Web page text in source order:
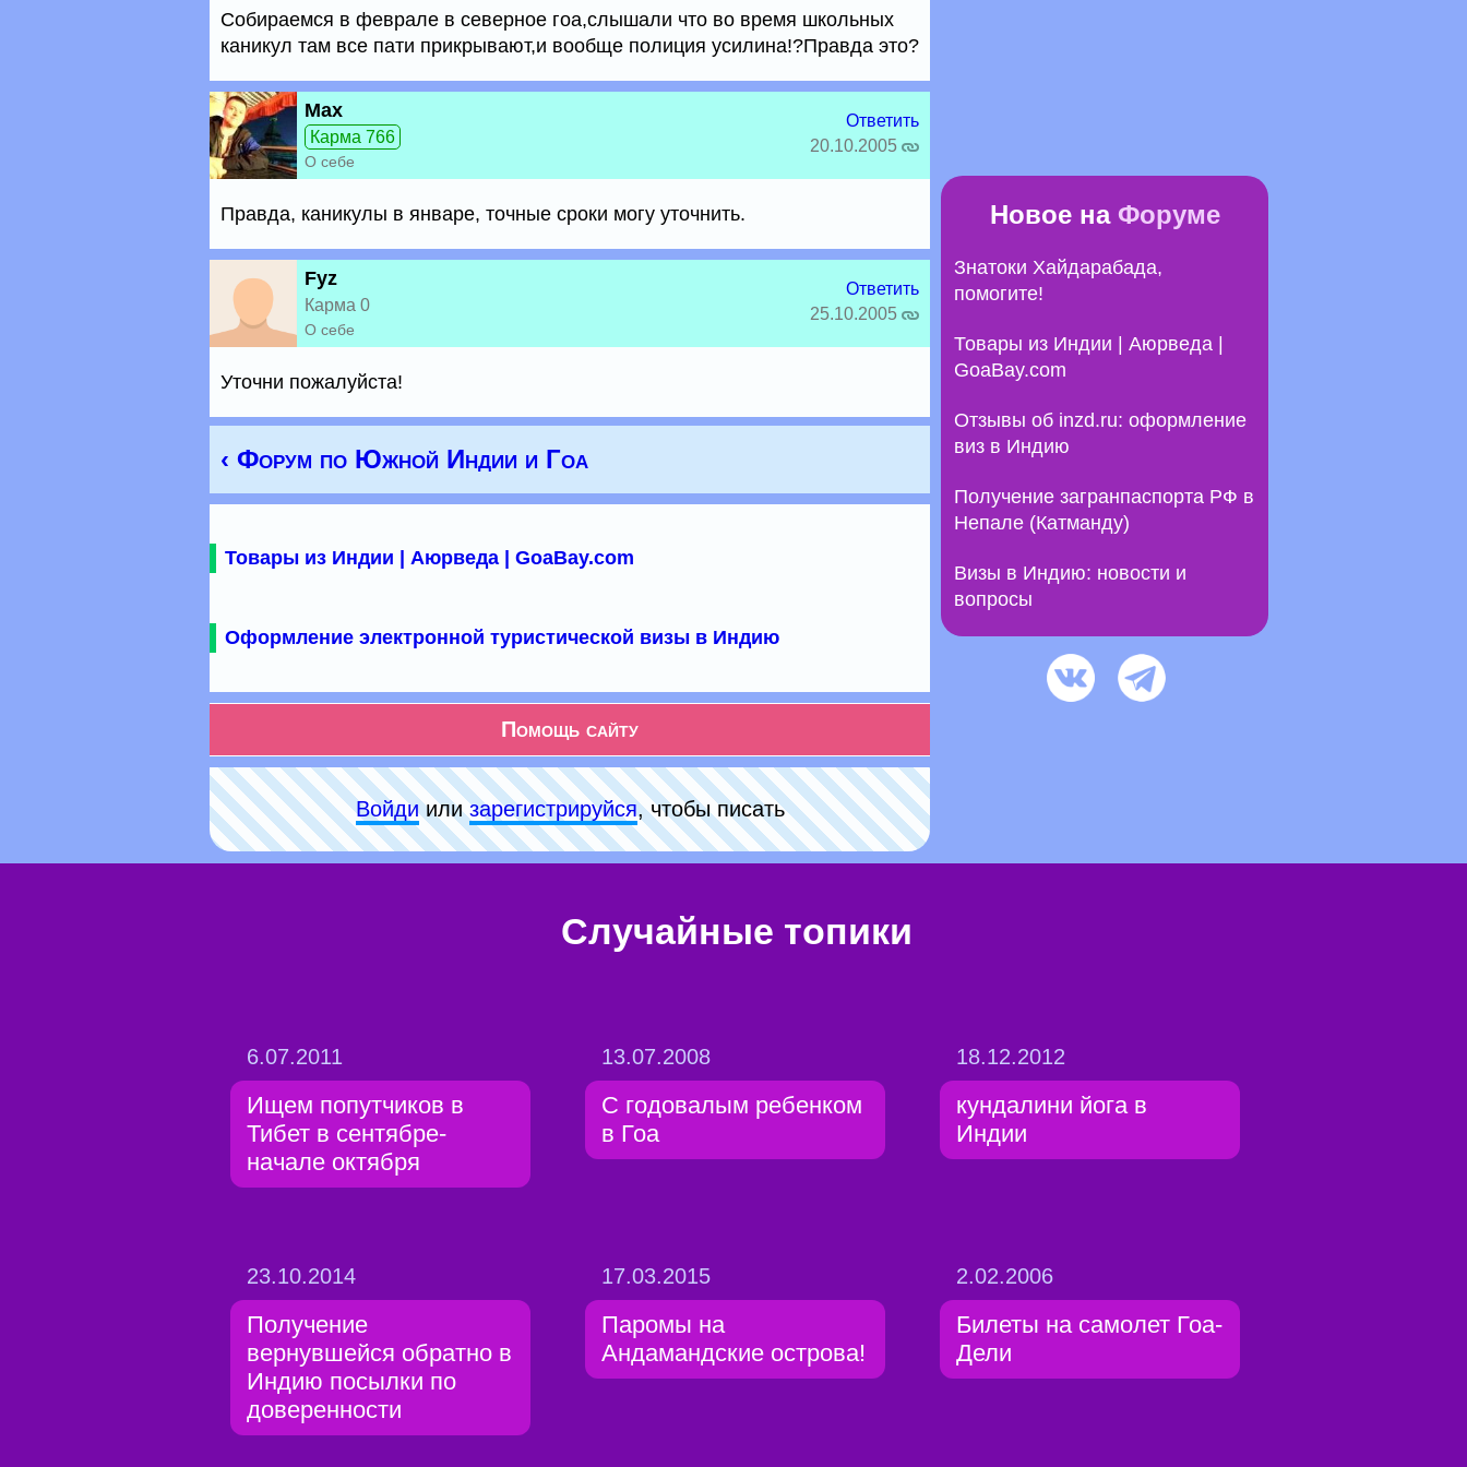
Собираемся в феврале в северное гоа,слышали что во время школьных
каникул там все пати прикрывают,и вообще полиция усилина!?Правда это?
Max
Карма 766
О себе
Ответить
20.10.2005
Правда, каникулы в январе, точные сроки могу уточнить.
Fyz
Карма 0
О себе
Ответить
25.10.2005
Уточни пожалуйста!
‹ Форум по Южной Индии и Гоа
Товары из Индии | Аюрведа | GoaBay.com
Оформление электронной туристической визы в Индию
Помощь сайту
Войдиилизарeгиcтpируйся, чтобы писать
Новое на Форуме
Знатоки Хайдарабада,
помогите!
Товары из Индии | Аюрведа |
GoaBay.com
Отзывы об inzd.ru: оформление
виз в Индию
Получение загранпаспорта РФ в
Непале (Катманду)
Визы в Индию: новости и
вопросы
Случайные топики
6.07.2011
Ищем попутчиков в
Тибет в сентябре-
начале октября
13.07.2008
С годовалым ребенком
в Гоа
18.12.2012
кундалини йога в
Индии
23.10.2014
Получение
вернувшейся обратно в
Индию посылки по
доверенности
17.03.2015
Паромы на
Андамандские острова!
2.02.2006
Билеты на самолет Гоа-
Дели